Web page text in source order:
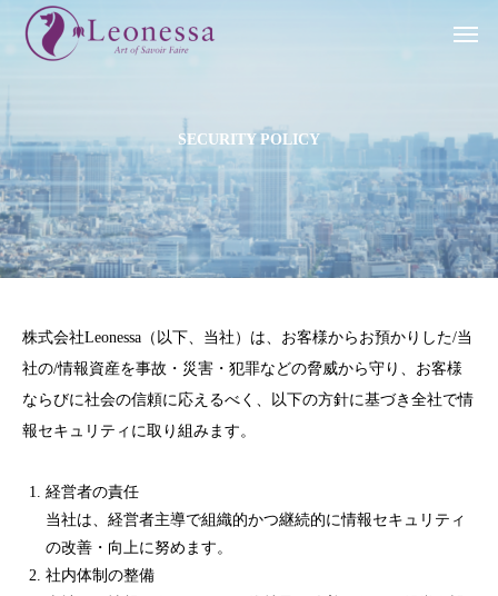
SECURITY POLICY
株式会社Leonessa（以下、当社）は、お客様からお預かりした/当
社の/情報資産を事故・災害・犯罪などの脅威から守り、お客様
ならびに社会の信頼に応えるべく、以下の方針に基づき全社で情
報セキュリティに取り組みます。
経営者の責任
当社は、経営者主導で組織的かつ継続的に情報セキュリティ
の改善・向上に努めます。
社内体制の整備